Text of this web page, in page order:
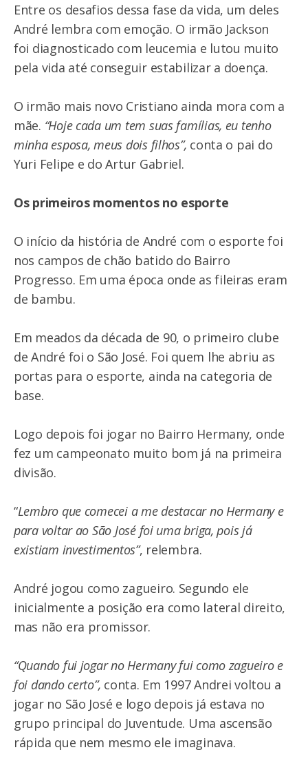
Entre os desafios dessa fase da vida, um deles
André lembra com emoção. O irmão Jackson
foi diagnosticado com leucemia e lutou muito
pela vida até conseguir estabilizar a doença.
O irmão mais novo Cristiano ainda mora com a
mãe. “Hoje cada um tem suas famílias, eu tenho
minha esposa, meus dois filhos”, conta o pai do
Yuri Felipe e do Artur Gabriel.
Os primeiros momentos no esporte
O início da história de André com o esporte foi
nos campos de chão batido do Bairro
Progresso. Em uma época onde as fileiras eram
de bambu.
Em meados da década de 90, o primeiro clube
de André foi o São José. Foi quem lhe abriu as
portas para o esporte, ainda na categoria de
base.
Logo depois foi jogar no Bairro Hermany, onde
fez um campeonato muito bom já na primeira
divisão.
“Lembro que comecei a me destacar no Hermany e
para voltar ao São José foi uma briga, pois já
existiam investimentos”, relembra.
André jogou como zagueiro. Segundo ele
inicialmente a posição era como lateral direito,
mas não era promissor.
“Quando fui jogar no Hermany fui como zagueiro e
foi dando certo”, conta. Em 1997 Andrei voltou a
jogar no São José e logo depois já estava no
grupo principal do Juventude. Uma ascensão
rápida que nem mesmo ele imaginava.